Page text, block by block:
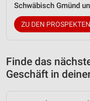
Schwäbisch Gmünd
ZU DEN PROSPEKTEN
Finde das
Geschäft in